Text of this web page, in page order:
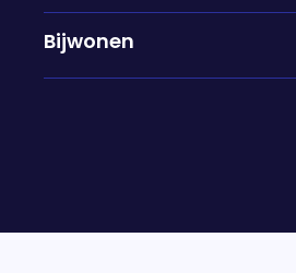
Bijwonen
Europa-deskundige Stefan de
Ruslandkenner Helga Salemon.